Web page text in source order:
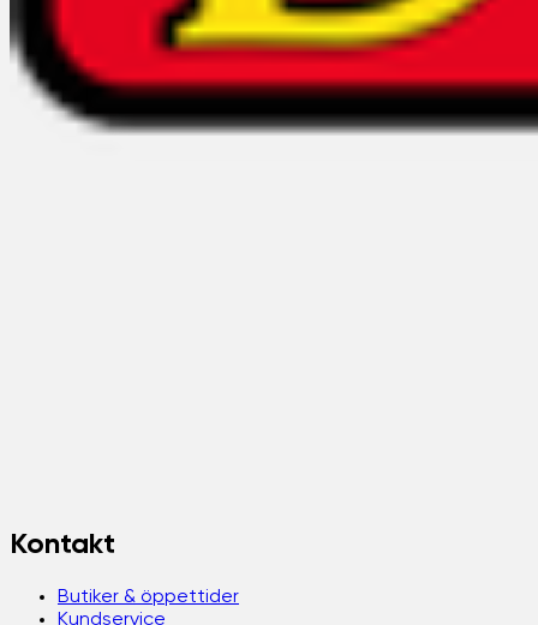
Kontakt
Butiker & öppettider
Kundservice